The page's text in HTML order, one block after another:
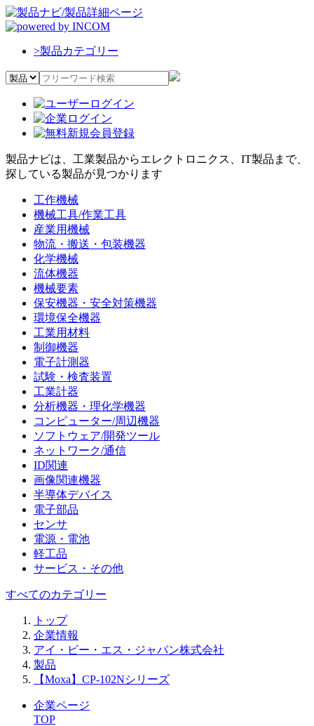
>製品カテゴリー
製品ナビは、工業製品からエレクトロニクス、IT製品まで、
探している製品が見つかります
工作機械
機械工具/作業工具
産業用機械
物流・搬送・包装機器
化学機械
流体機器
機械要素
保安機器・安全対策機器
環境保全機器
工業用材料
制御機器
電子計測器
試験・検査装置
工業計器
分析機器・理化学機器
コンピューター/周辺機器
ソフトウェア/開発ツール
ネットワーク/通信
ID関連
画像関連機器
半導体デバイス
電子部品
センサ
電源・電池
軽工品
サービス・その他
すべてのカテゴリー
トップ
企業情報
アイ・ビー・エス・ジャパン株式会社
製品
【Moxa】CP-102Nシリーズ
企業ページ
TOP